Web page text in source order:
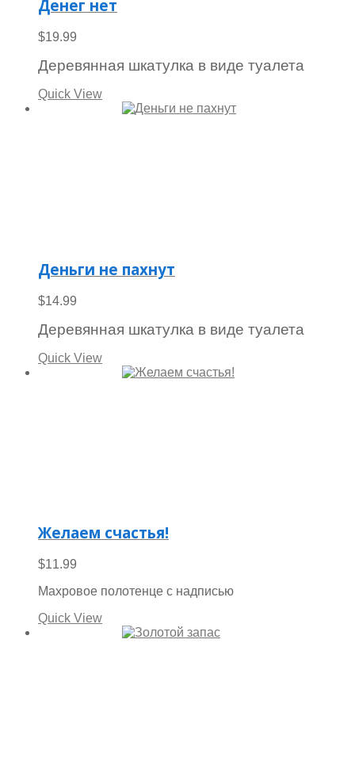
Денег нет
$19.99
Деревянная шкатулка в виде туалета
Quick View
Деньги не пахнут
$14.99
Деревянная шкатулка в виде туалета
Quick View
Желаем счастья!
$11.99
Махровое полотенце с надписью
Quick View